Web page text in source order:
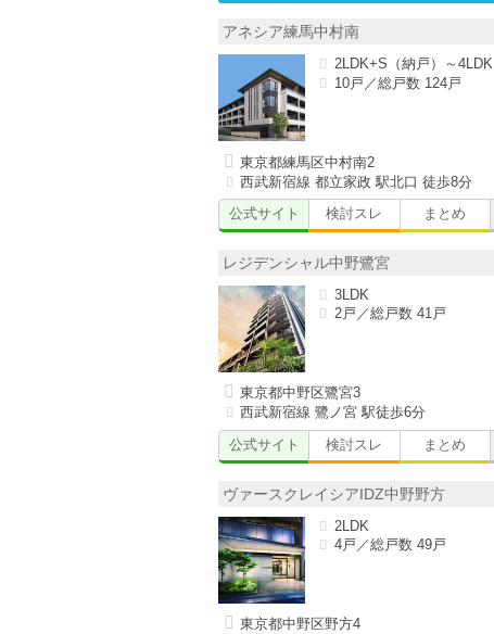
アネシア練馬中村南
2LDK+S（納戸）～4LDK
10戸／総戸数 124戸
東京都練馬区中村南2
西武新宿線 都立家政 駅北口 徒歩8分
公式サイト
検討スレ まとめ
レジデンシャル中野鷺宮
3LDK
2戸／総戸数 41戸
東京都中野区鷺宮3
西武新宿線 鷺ノ宮 駅徒歩6分
公式サイト
検討スレ まとめ
ヴァースクレイシアIDZ中野野方
2LDK
4戸／総戸数 49戸
東京都中野区野方4